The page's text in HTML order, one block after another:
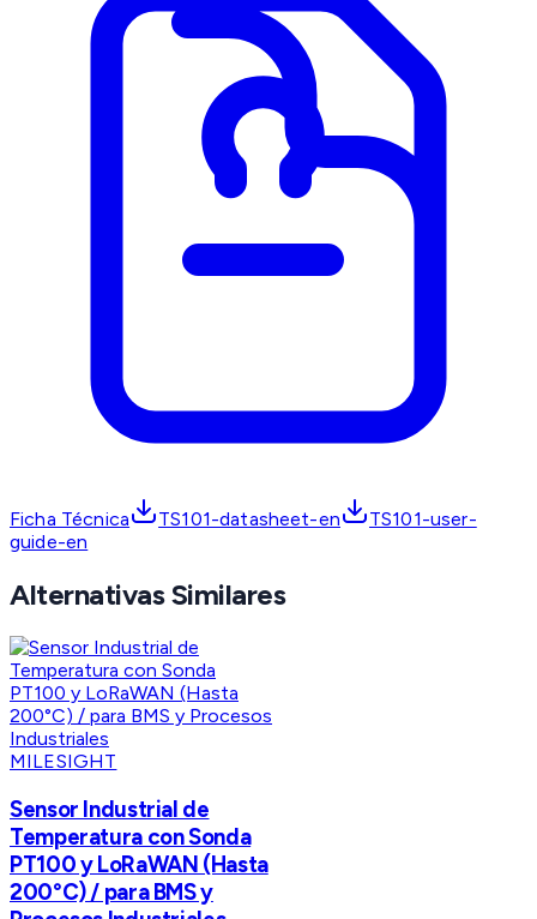
Ficha Técnica TS101-datasheet-en
TS101-user-
guide-en
Alternativas Similares
MILESIGHT
Sensor Industrial de
Temperatura con Sonda
PT100 y LoRaWAN (Hasta
200°C) / para BMS y